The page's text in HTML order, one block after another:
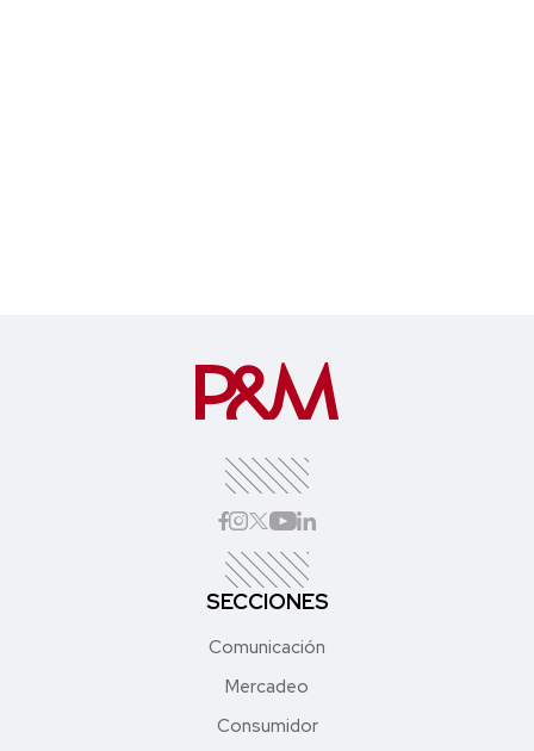
SECCIONES
Comunicación
Mercadeo
Consumidor